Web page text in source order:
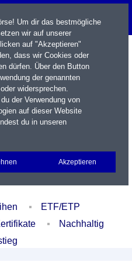
Portfolio Login
ETF/ETP
Nachhaltig
Um dir das bestmögliche
wir auf unserer
auf "Akzeptieren"
dass wir Cookies oder
dürfen. Über den Button
der genannten
widersprechen.
der Verwendung von
auf dieser Website
du in unseren
Akzeptieren